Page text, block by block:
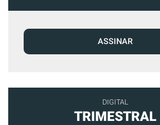
ASSINAR
DIGITAL
TRIMESTRAL